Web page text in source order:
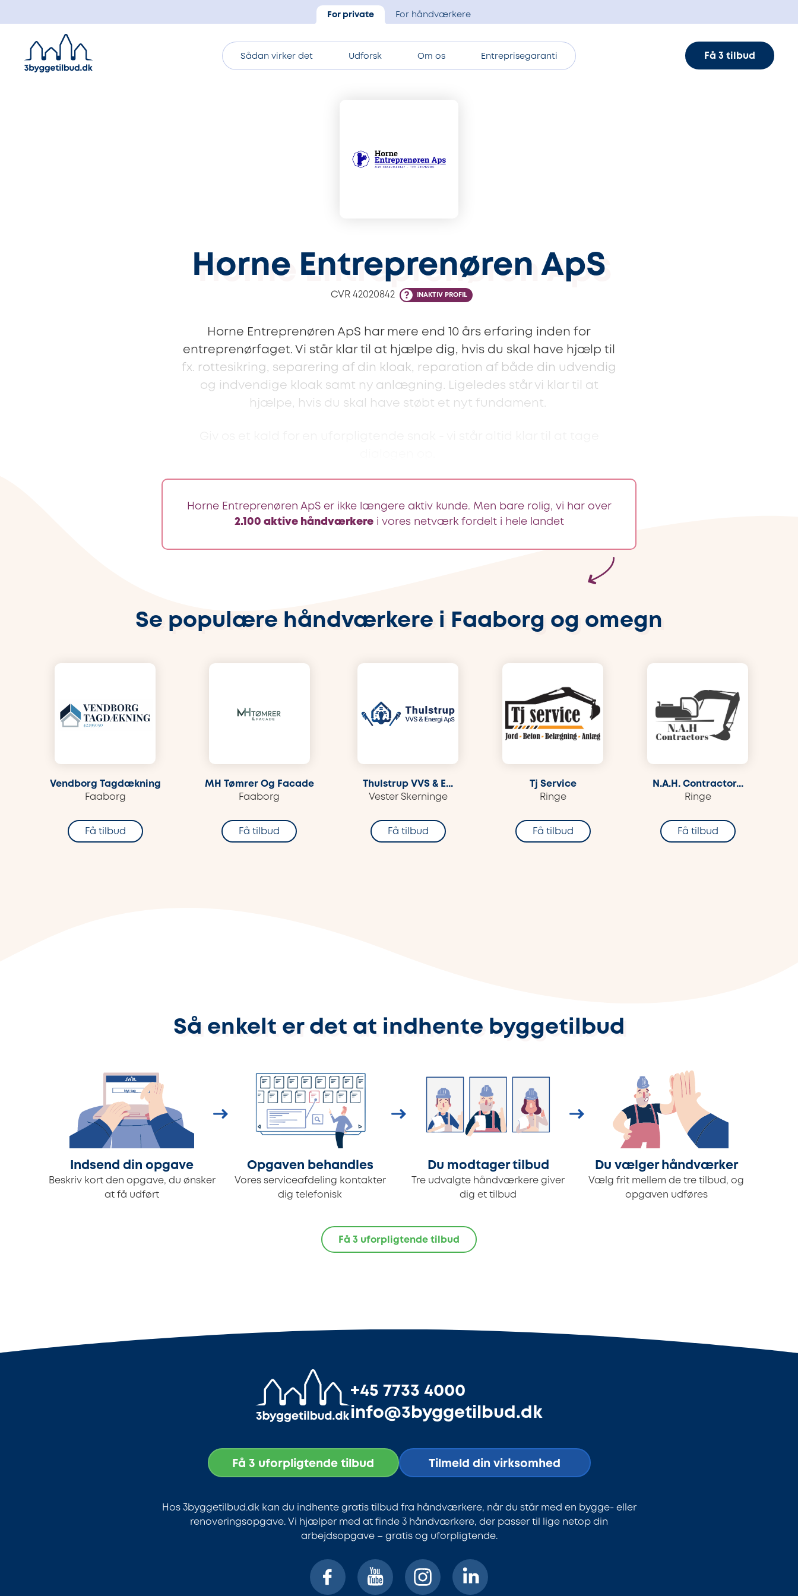
For private For håndværkere
Sådan virker det Udforsk Om os Entreprisegaranti Få 3 tilbud
Horne Entreprenøren ApS
CVR 42020842 INAKTIV PROFIL
Horne Entreprenøren ApS har mere end 10 års erfaring inden for
entreprenørfaget. Vi står klar til at hjælpe dig, hvis du skal have hjælp til
fx. rottesikring, separering af din kloak, reparation af både din udvendig
og indvendige kloak samt ny anlægning. Ligeledes står vi klar til at
hjælpe, hvis du skal have støbt et nyt fundament.
Horne Entreprenøren ApS er ikke længere aktiv kunde. Men bare rolig, vi har over
2.100 aktive håndværkerei vores netværk fordelt i hele landet
Se populære håndværkere i Faaborg og omegn
Vendborg Tagdækning
Faaborg
Få tilbud
MH Tømrer Og Facade
Faaborg
Få tilbud
Thulstrup VVS & E...
Vester Skerninge
Få tilbud
Tj Service
Ringe
Få tilbud
N.A.H. Contractor...
Ringe
Få tilbud
Så enkelt er det at indhente byggetilbud
Indsend din opgave
Beskriv kort den opgave, du ønsker
at få udført
Opgaven behandles
Vores serviceafdeling kontakter
dig telefonisk
Du modtager tilbud
Tre udvalgte håndværkere giver
dig et tilbud
Du vælger håndværker
Vælg frit mellem de tre tilbud, og
opgaven udføres
Få 3 uforpligtende tilbud
+45 7733 4000
info@3byggetilbud.dk
Få 3 uforpligtende tilbud Tilmeld din virksomhed
Hos 3byggetilbud.dk kan du indhente gratis tilbud fra håndværkere, når du står med en bygge- eller
renoveringsopgave. Vi hjælper med at finde 3 håndværkere, der passer til lige netop din
arbejdsopgave – gratis og uforpligtende.